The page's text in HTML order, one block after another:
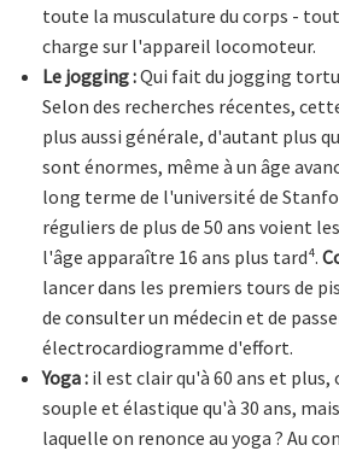
toute la musculature du corps -
charge sur l'appareil locomoteur.
Le jogging :Qui fait du jogging
Selon des recherches récentes,
plus aussi générale, d'autant plus
sont énormes, même à un âge
long terme de l'université de
réguliers de plus de 50 ans voient
l'âge apparaître 16 ans plus tard⁴.
lancer dans les premiers tours de
de consulter un médecin et de
électrocardiogramme d'effort.
Yoga : il est clair qu'à 60 ans et plus,
souple et élastique qu'à 30 ans,
laquelle on renonce au yoga ? Au